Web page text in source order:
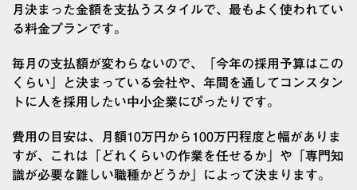
月決まった金額を支払うスタイルで、最もよく使われてい
る料金プランです。
毎月の支払額が変わらないので、「今年の採用予算はこの
くらい」と決まっている会社や、年間を通してコンスタン
トに人を採用したい中小企業にぴったりです。
費用の目安は、月額10万円から100万円程度と幅がありま
すが、これは「どれくらいの作業を任せるか」や「専門知
識が必要な難しい職種かどうか」によって決まります。